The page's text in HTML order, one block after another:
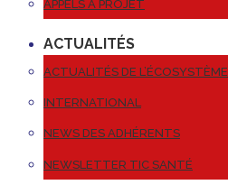
APPELS À PROJET
ACTUALITÉS
ACTUALITÉS DE L’ÉCOSYSTÈME
INTERNATIONAL
NEWS DES ADHÉRENTS
NEWSLETTER TIC SANTÉ